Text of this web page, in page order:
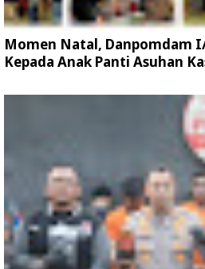
Momen Natal, Danpomdam
Kepada Anak Panti Asuhan